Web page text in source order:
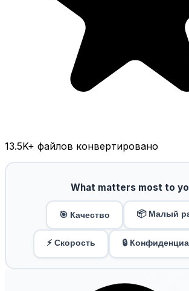
13.5K+ файлов конвертировано
What matters most to
🎯 Качество 📦 Малый
⚡ Скорость 🔒